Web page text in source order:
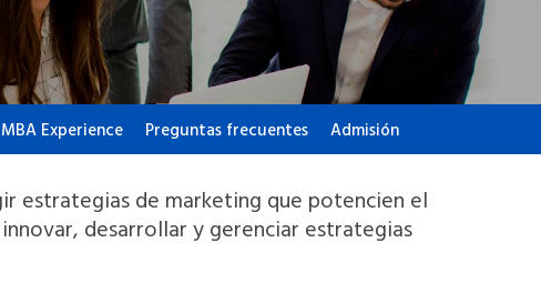
MBA Experience Preguntas frecuentes Admisión
estrategias de marketing que potencien el
desarrollar y gerenciar estrategias